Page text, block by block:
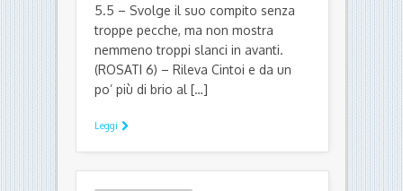
5.5 – Svolge il suo compito senza
troppe pecche, ma non mostra
nemmeno troppi slanci in avanti.
(ROSATI 6) – Rileva Cintoi e da un
po’ più di brio al […]
Leggi